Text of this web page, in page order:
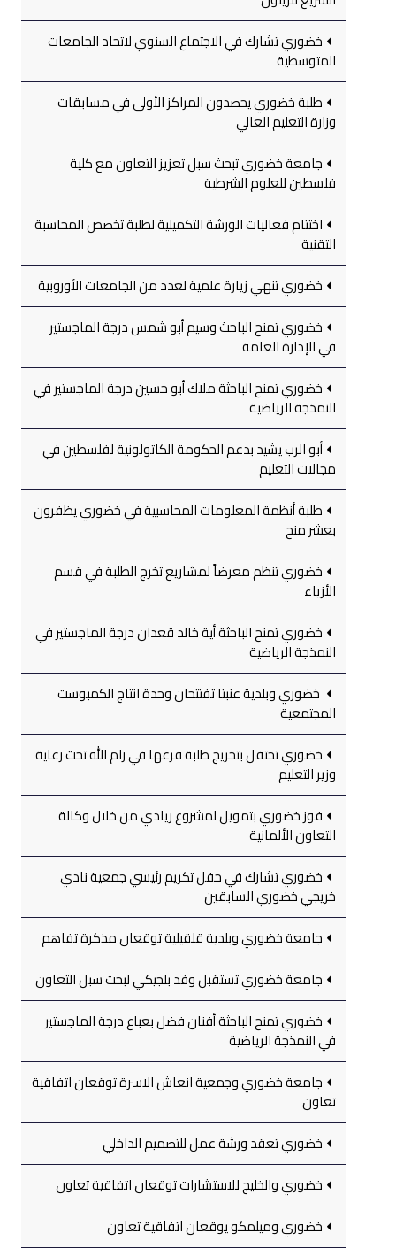
خضوري تشارك في الاجتماع السنوي لاتحاد الجامعات
المتوسطية
طلبة خضوري يحصدون المراكز الأولى في مسابقات
وزارة التعليم العالي
جامعة خضوري تبحث سبل تعزيز التعاون مع كلية
فلسطين للعلوم الشرطية
اختتام فعاليات الورشة التكميلية لطلبة تخصص المحاسبة
التقنية
خضوري تنهي زيارة علمية لعدد من الجامعات الأوروبية
خضوري تمنح الباحث وسيم أبو شمس درجة الماجستير
في الإدارة العامة
خضوري تمنح الباحثة ملاك أبو حسين درجة الماجستير في
النمذجة الرياضية
أبو الرب يشيد بدعم الحكومة الكاتولونية لفلسطين في
مجالات التعليم
طلبة أنظمة المعلومات المحاسبية في خضوري يظفرون
بعشر منح
خضوري تنظم معرضاً لمشاريع تخرج الطلبة في قسم
الأزياء
خضوري تمنح الباحثة أية خالد قعدان درجة الماجستير في
النمذجة الرياضية
خضوري وبلدية عنبتا تفتتحان وحدة انتاج الكمبوست
المجتمعية
خضوري تحتفل بتخريج طلبة فرعها في رام الله تحت رعاية
وزير التعليم
فوز خضوري بتمويل لمشروع ريادي من خلال وكالة
التعاون الألمانية
خضوري تشارك في حفل تكريم رئيسي جمعية نادي
خريجي خضوري السابقين
جامعة خضوري وبلدية قلقيلية توقعان مذكرة تفاهم
جامعة خضوري تستقبل وفد بلجيكي لبحث سبل التعاون
خضوري تمنح الباحثة أفنان فضل بعباع درجة الماجستير
في النمذجة الرياضية
جامعة خضوري وجمعية انعاش الاسرة توقعان اتفاقية
تعاون
خضوري تعقد ورشة عمل للتصميم الداخلي
خضوري والخليج للاستشارات توقعان اتفاقية تعاون
خضوري وميلمكو يوقعان اتفاقية تعاون